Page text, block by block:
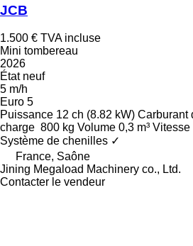
JCB
1.500 € TVA incluse
Mini tombereau
2026
Étatneuf
5 m/h
Euro 5
Puissance 12 ch (8.82 kW) Carburant
charge 800 kg Volume 0,3 m³ Vitesse
Système de chenilles ✓
France, Saône
Jining Megaload Machinery co., Ltd.
Contacter le vendeur